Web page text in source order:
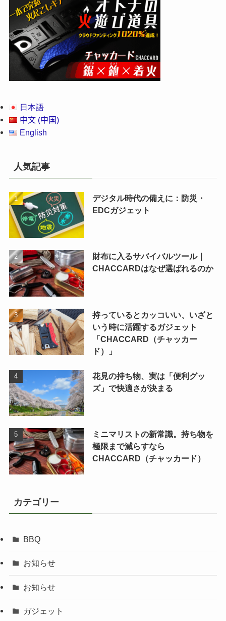
日本語
中文 (中国)
English
人気記事
デジタル時代の備えに：防災・
EDCガジェット
財布に入るサバイバルツール｜
CHACCARDはなぜ選ばれるのか
持っているとカッコいい、いざと
いう時に活躍するガジェット
「CHACCARD（チャッカー
ド）」
花見の持ち物、実は「便利グッ
ズ」で快適さが決まる
ミニマリストの新常識。持ち物を
極限まで減らすなら
CHACCARD（チャッカード）
カテゴリー
BBQ
お知らせ
お知らせ
ガジェット